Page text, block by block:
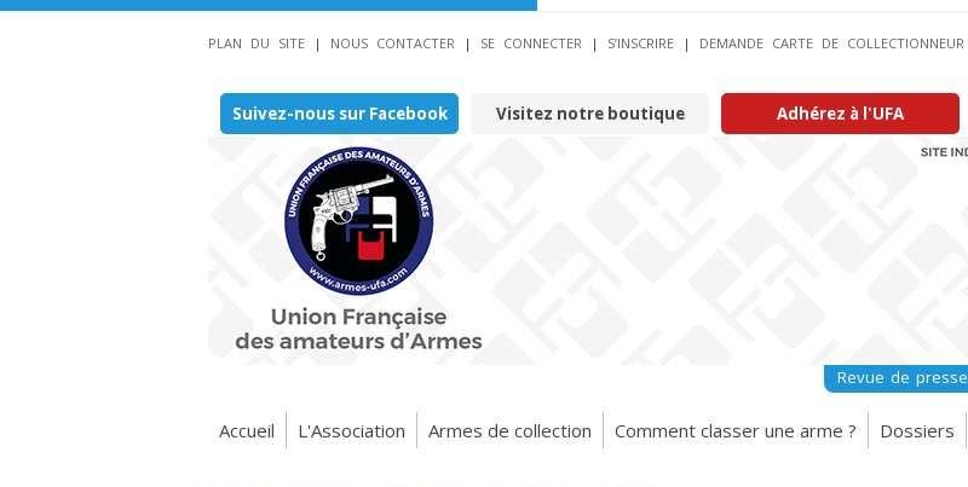
PLAN DU SITE | NOUS CONTACTER | SE CONNECTER | S’INSCRIRE | DEMANDE CARTE DE COLLECTIONNEUR
Suivez-nous sur Facebook Visitez notre boutique Adhérez à l'UFA
Revue de presse
Accueil L'Association Armes de collection Comment classer une arme ? Dossiers